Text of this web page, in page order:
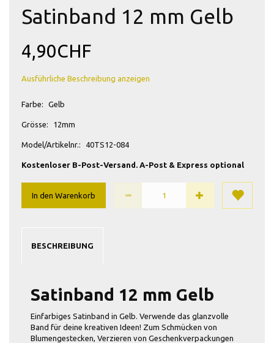
Satinband 12 mm Gelb
4,90CHF
Ausführliche Beschreibung anzeigen
Farbe: Gelb
Grösse: 12mm
Model/Artikelnr.: 40TS12-084
Kostenloser B-Post-Versand. A-Post & Express optional
In den Warenkorb
BESCHREIBUNG
Satinband 12 mm Gelb
Einfarbiges Satinband in Gelb. Verwende das glanzvolle
Band für deine kreativen Ideen! Zum Schmücken von
Blumengestecken, Verzieren von Geschenkverpackungen